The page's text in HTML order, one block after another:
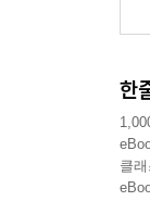
한
클